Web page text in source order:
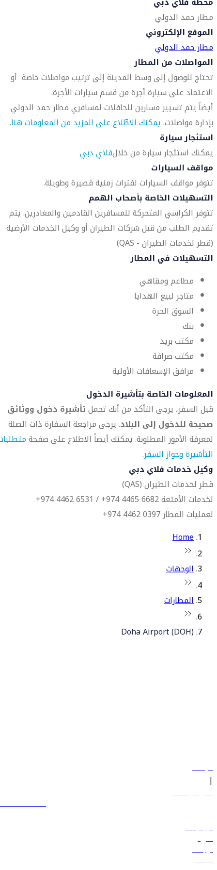
مطار حمد الدولي
الموقع الإلكتروني
مطار حمد الدولي
المواصلات من المطار
تحتاج للوصول إلى وسط المدينة إلى ترتيب مواصلات خاصة أو
الاعتماد على سيارة أجرة من قسم سيارات الأجرة.
أيضاً يتم تسيير مسارين للحافلات لمسافري مطار حمد الدولي
بإدارة مواصلات.يمكنك الاطّلاع على المزيد من المعلومات هنا.
استئجار سيارة
يمكنك استئجار سيارة من خلالفلاي دبي
مواقف السيارات
تتوفر مواقف السيارات لفترات زمنية قصيرة وطويلة.
التسهيلات الخاصة بأصحاب الهمم
تتوفر الكراسي المتحركة للمسافرين القادمين والمغادرين. يتم
تقديم الطلب من قبل شركات الطيران أو وكيل الخدمات الأرضية
(قطر لخدمات الطيران - QAS)
التسهيلات في المطار
مطاعم ومقاهي
متاجر لبيع الهدايا
السوق الحرة
بنك
مكتب بريد
مكتب صرافة
مرافق الإسعافات الأولية
المعلومات الخاصة بتأشيرة الدخول
قبل السفر، يرجى التأكد من أنك تحملتأشيرة دخول ووثائق
صحيحة للدخول إلى البلاد. يرجى مراجعة السفارة ذات الصلة
لمعرفة الأمور المطلوبة. يمكنك أيضاً الاطلاع على صفحة
التأشيرة وجواز السفر.
وكيل خدمات فلاي دبي
قطر لخدمات الطيران (QAS)
لخدمات الأمتعة 6682 4465 974+ / 6531 4462 974+
لعمليات المطار 0397 4462 974+
Home
الوجهات
المطارات
Doha Airport (DOH)
سياساتنا
|
الشروط والأحكام
600 544 445
حجز الرحلات
العروض
الوجهات
الأمتعة